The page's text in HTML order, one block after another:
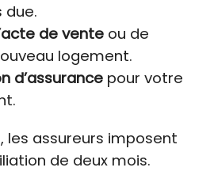
due.
de venteou de
logement.
d’assurancepour votre
les assureurs imposent
de deux mois.